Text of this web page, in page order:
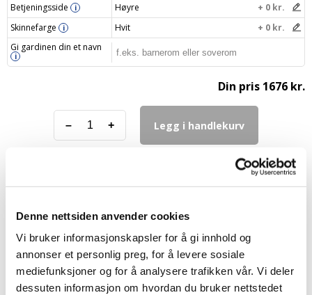
Denne nettsiden anvender cookies
Vi bruker informasjonskapsler for å gi innhold og
annonser et personlig preg, for å levere sosiale
mediefunksjoner og for å analysere trafikken vår. Vi deler
dessuten informasjon om hvordan du bruker nettstedet
Betjeningsside
i Høyre
+ 0 kr.
Skinnefarge
i Hvit
+ 0 kr.
Gi gardinen din et navn
i
Din pris 1676 kr.
– + Legg i handlekurv
FAQ – Isolerende plisségardiner
Hvordan holder isolerende gardiner på varmen?